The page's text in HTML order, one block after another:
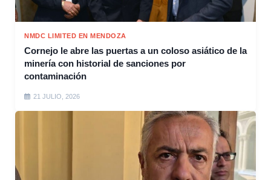
NMDC LIMITED EN MENDOZA
Cornejo le abre las puertas a un coloso asiático de la
minería con historial de sanciones por
contaminación
21 JULIO, 2026